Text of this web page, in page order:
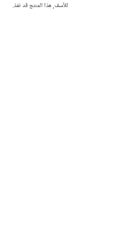
للأسف, هذا المنتج قد نفذ.